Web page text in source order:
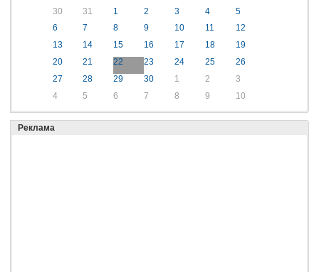
30 31 1 2 3 4
5
6
7 8 9 10 11
12
13
14 15 16 17 18
19
20
21 22 23 24 25
26
27
28 29 30 1 2
3
4
5 6 7 8 9 10
Реклама